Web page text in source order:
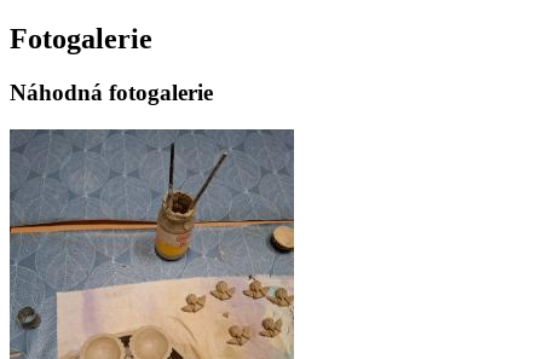
Fotogalerie
Náhodná fotogalerie